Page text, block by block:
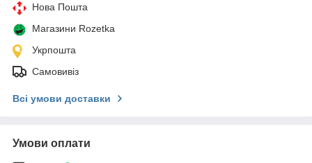
Нова Пошта
Магазини Rozetka
Укрпошта
Самовивіз
Всі умови доставки
Умови оплати